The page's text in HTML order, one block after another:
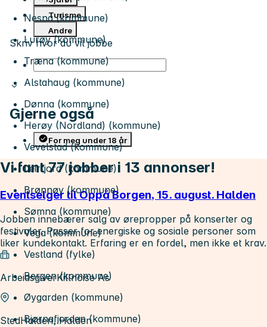
Turisme
Andre
Skriv hvor du vil jobbe
Nesna (kommune)
Lurøy (kommune)
Træna (kommune)
Alstahaug (kommune)
Dønna (kommune)
Herøy (Nordland) (kommune)
Vevelstad (kommune)
Leirfjord (kommune)
Brønnøy (kommune)
Sømna (kommune)
Vega (kommune)
Vestland (fylke)
Bergen (kommune)
Øygarden (kommune)
Bjørnafjorden (kommune)
Gjerne også
For meg under 18 år
Vi fant 77 jobber i 13 annonser!
Eventselger til Oppå Borgen, 15. august. Halden
Jobben innebærer salg av ørepropper på konserter og
festivaler. Passer for energiske og sosiale personer som
liker kundekontakt. Erfaring er en fordel, men ikke et krav.
ArbeidsgiverKillnoise As
StedHalden, Halden